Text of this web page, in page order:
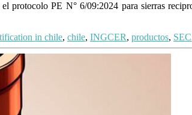
protocolo PE N° 6/09:2024 para sierras
in chile, chile, INGCER, productos, SEC